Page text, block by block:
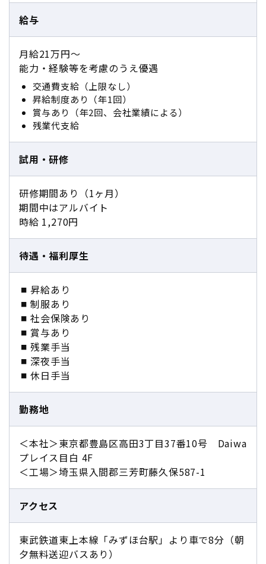
給与
月給21万円～
能力・経験等を考慮のうえ優遇
交通費支給（上限なし）
昇給制度あり（年1回）
賞与あり（年2回、会社業績による）
残業代支給
試用・研修
研修期間あり（1ヶ月）
期間中はアルバイト
時給 1,270円
待遇・福利厚生
昇給あり
制服あり
社会保険あり
賞与あり
残業手当
深夜手当
休日手当
勤務地
＜本社＞東京都豊島区高田3丁目37番10号 Daiwa
プレイス目白 4F
＜工場＞埼玉県入間郡三芳町藤久保587-1
アクセス
東武鉄道東上本線「みずほ台駅」より車で8分（朝
夕無料送迎バスあり）